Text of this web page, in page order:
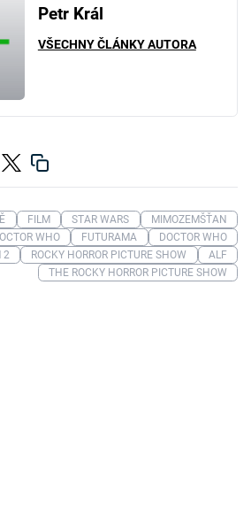
Petr Král
VŠECHNY ČLÁNKY AUTORA
FILM STAR WARS
MIMOZEMŠŤAN
WHO FUTURAMA
DOCTOR WHO
2
ROCKY HORROR PICTURE SHOW
ALF
THE ROCKY HORROR PICTURE SHOW